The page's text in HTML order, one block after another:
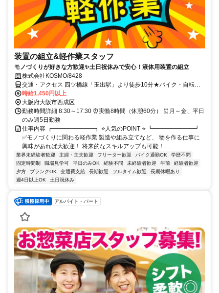
装置の組立&軽作業スタッフ
モノづくりが好きな方歓迎✨土日祝休みで安心！液体用装置の組立
株式会社KOSMO/8428
交通・アクセス 四ツ橋線「玉出駅」より徒歩10分★バイク・自転車
通勤OK
時給1,450円以上
大阪府大阪市西成区
勤務時間詳細 8:30～17:30 ⏰実働8時間（休憩60分） ⏰月～金、平日
のみ週5日勤務
仕事内容 ┏━━━━━━━┓ ⭐人気のPOINT ⭐ ┗━━━━━━━┛
✅モノづくりに関わる軽作業 製造や組み立てなど、 物を作る仕事に
興味があれば大歓迎！ 将来的なスキルアップも可能！ ...
業界未経験者歓迎 主婦・主夫歓迎 フリーター歓迎 バイク通勤OK
学歴不問
固定時間制
職場見学可 平日のみOK 経験不問 未経験者歓迎 午前
経験者歓迎
夕方
ブランクOK 交通費支給 長期歓迎 フルタイム歓迎
長期休暇あり
週4日以上OK
土日祝休み
アルバイト・パート